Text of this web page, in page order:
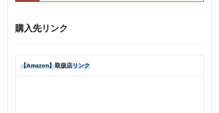
購入先リンク
【Amazon】取扱店リンク